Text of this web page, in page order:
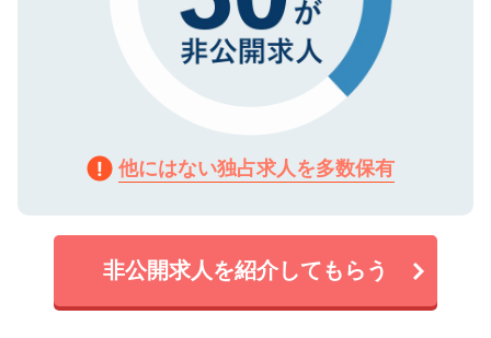
他にはない独占求人を多数保有
非公開求人を紹介してもらう